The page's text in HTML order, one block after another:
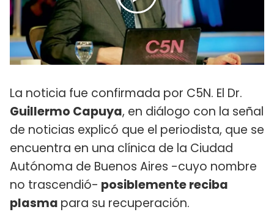
La noticia fue confirmada por C5N. El Dr.
Guillermo Capuya, en diálogo con la señal
de noticias explicó que el periodista, que se
encuentra en una clínica de la Ciudad
Autónoma de Buenos Aires -cuyo nombre
no trascendió- posiblemente reciba
plasma para su recuperación.